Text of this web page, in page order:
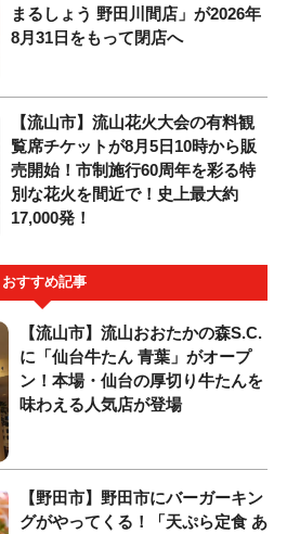
まるしょう 野田川間店」が2026年
8月31日をもって閉店へ
【流山市】流山花火大会の有料観
覧席チケットが8月5日10時から販
売開始！市制施行60周年を彩る特
別な花火を間近で！史上最大約
17,000発！
おすすめ記事
【流山市】流山おおたかの森S.C.
に「仙台牛たん 青葉」がオープ
ン！本場・仙台の厚切り牛たんを
味わえる人気店が登場
【野田市】野田市にバーガーキン
グがやってくる！「天ぷら定食 あ